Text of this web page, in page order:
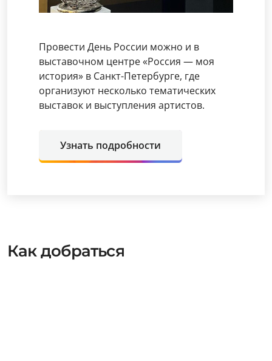
Провести День России можно и в
выставочном центре «Россия — моя
история» в Санкт-Петербурге, где
организуют несколько тематических
выставок и выступления артистов.
Узнать подробности
Как добраться